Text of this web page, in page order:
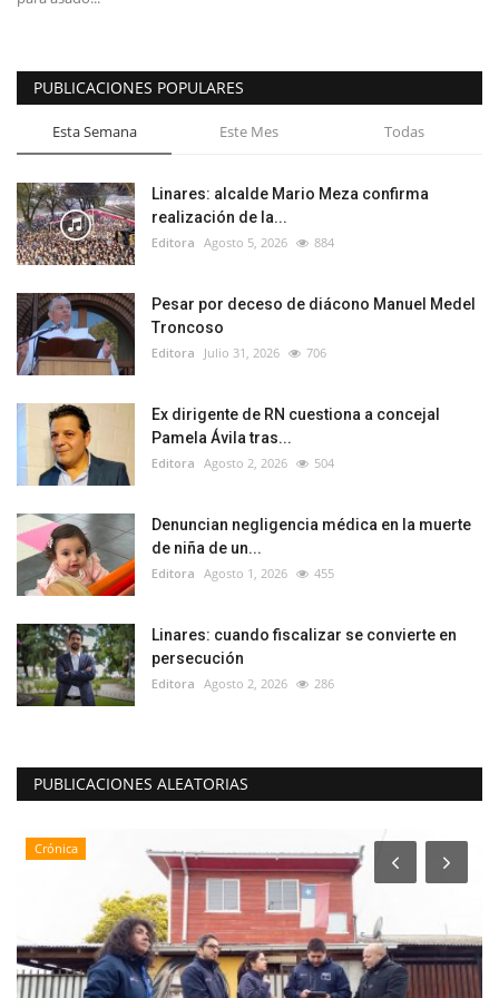
PUBLICACIONES POPULARES
Esta Semana Este Mes Todas
Linares: alcalde Mario Meza confirma
realización de la...
Editora Agosto 5, 2026 884
Pesar por deceso de diácono Manuel Medel
Troncoso
Editora Julio 31, 2026 706
Ex dirigente de RN cuestiona a concejal
Pamela Ávila tras...
Editora Agosto 2, 2026 504
Denuncian negligencia médica en la muerte
de niña de un...
Editora Agosto 1, 2026 455
Linares: cuando fiscalizar se convierte en
persecución
Editora Agosto 2, 2026 286
PUBLICACIONES ALEATORIAS
Crónica